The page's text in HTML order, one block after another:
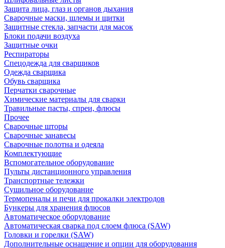
Защита лица, глаз и органов дыхания
Сварочные маски, шлемы и щитки
Защитные стекла, запчасти для масок
Блоки подачи воздуха
Защитные очки
Респираторы
Спецодежда для сварщиков
Одежда сварщика
Обувь сварщика
Перчатки сварочные
Химические материалы для сварки
Травильные пасты, спреи, флюсы
Прочее
Сварочные шторы
Сварочные занавесы
Сварочные полотна и одеяла
Комплектующие
Вспомогательное оборудование
Пульты дистанционного управления
Транспортные тележки
Сушильное оборудование
Термопеналы и печи для прокалки электродов
Бункеры для хранения флюсов
Автоматическое оборудование
Автоматическая сварка под слоем флюса (SAW)
Головки и горелки (SAW)
Дополнительные оснащение и опции для оборудования